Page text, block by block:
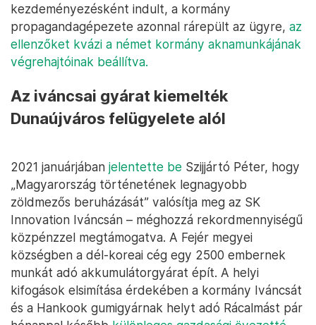
kezdeményezésként indult, a kormány
propagandagépezete azonnal rárepült az ügyre, az
ellenzőket kvázi a német kormány aknamunkájának
végrehajtóinak beállítva.
Az iváncsai gyárat kiemelték
Dunaújváros felügyelete alól
2021 januárjában jelentette be Szijjártó Péter, hogy
„Magyarország történetének legnagyobb
zöldmezős beruházását” valósítja meg az SK
Innovation Iváncsán – méghozzá rekordmennyiségű
közpénzzel megtámogatva. A Fejér megyei
községben a dél-koreai cég egy 2500 embernek
munkát adó akkumulátorgyárat épít. A helyi
kifogások elsimítása érdekében a kormány Iváncsát
és a Hankook gumigyárnak helyt adó Rácalmást pár